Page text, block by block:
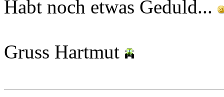
Habt noch etwas Geduld...
Gruss Hartmut